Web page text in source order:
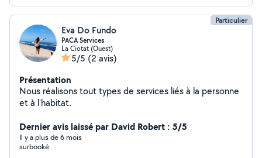
Particulier
Eva Do Fundo
PACA Services
La Ciotat (Ouest)
5/5 (2 avis)
Présentation
Nous réalisons tout types de services liés à la personne
et à l'habitat.
Dernier avis laissé par David Robert : 5/5
Il y a plus de 6 mois
surbooké